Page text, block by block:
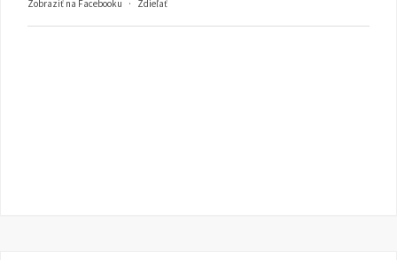
Zobraziť na Facebooku · Zdieľať